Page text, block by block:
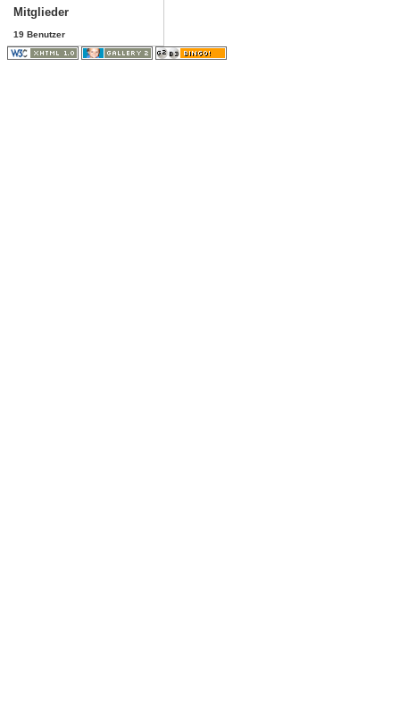
Mitglieder
19 Benutzer